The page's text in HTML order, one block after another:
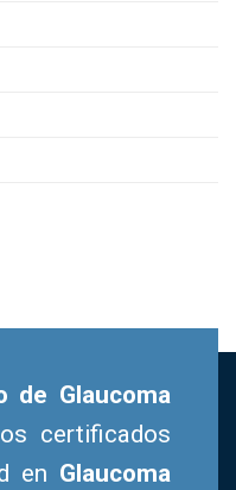
de Glaucoma
certificados
en Glaucoma